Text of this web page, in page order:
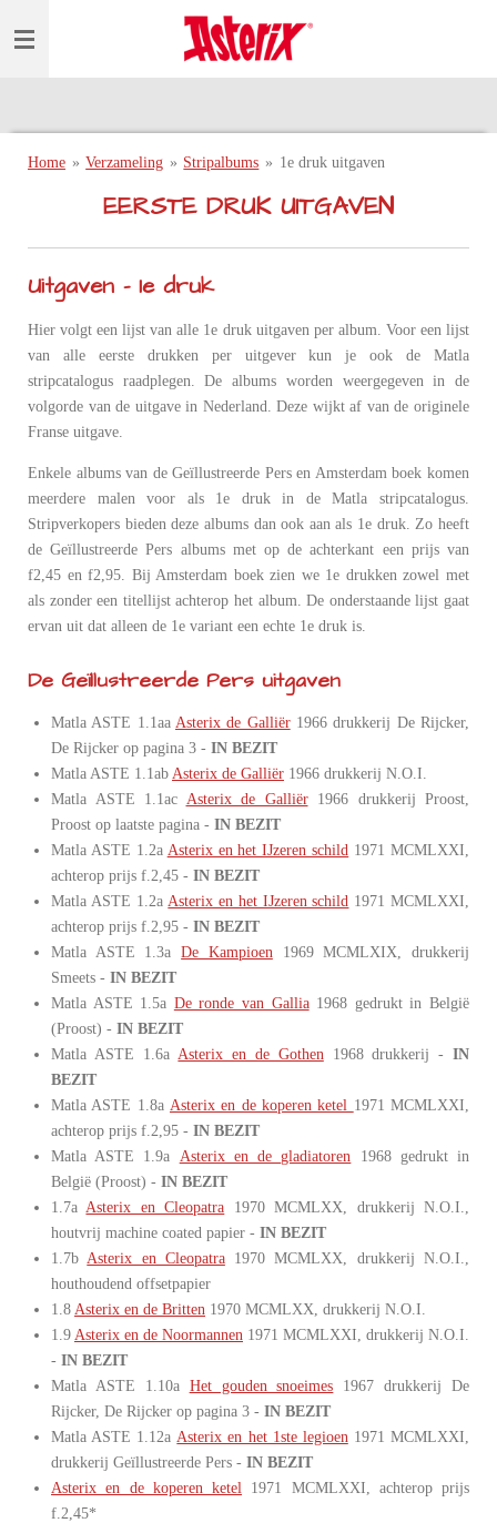
direct
Home » Verzameling » Stripalbums » 1e druk uitgaven
EERSTE DRUK UITGAVEN
Uitgaven - 1e druk
Hier volgt een lijst van alle 1e druk uitgaven per album. Voor een lijst
van alle eerste drukken per uitgever kun je ook de Matla
stripcatalogus raadplegen. De albums worden weergegeven in de
volgorde van de uitgave in Nederland. Deze wijkt af van de originele
Franse uitgave.
Enkele albums van de Geïllustreerde Pers en Amsterdam boek komen
meerdere malen voor als 1e druk in de Matla stripcatalogus.
Stripverkopers bieden deze albums dan ook aan als 1e druk. Zo heeft
de Geïllustreerde Pers albums met op de achterkant een prijs van
f2,45 en f2,95. Bij Amsterdam boek zien we 1e drukken zowel met
als zonder een titellijst achterop het album. De onderstaande lijst gaat
ervan uit dat alleen de 1e variant een echte 1e druk is.
De Geïllustreerde Pers uitgaven
Matla ASTE 1.1aa Asterix de Galliër1966 drukkerij De Rijcker,
De Rijcker op pagina 3 - IN BEZIT
Matla ASTE 1.1ab Asterix de Galliër 1966 drukkerij N.O.I.
Matla ASTE 1.1ac Asterix de Galliër1966 drukkerij Proost,
Proost op laatste pagina - IN BEZIT
Matla ASTE 1.2a Asterix en het IJzeren schild 1971 MCMLXXI,
achterop prijs f.2,45 - IN BEZIT
Matla ASTE 1.2a Asterix en het IJzeren schild 1971 MCMLXXI,
achterop prijs f.2,95 - IN BEZIT
Matla ASTE 1.3aDe Kampioen 1969 MCMLXIX, drukkerij
Smeets - IN BEZIT
Matla ASTE 1.5a De ronde van Gallia1968 gedrukt in België
(Proost) - IN BEZIT
Matla ASTE 1.6a Asterix en de Gothen 1968 drukkerij -IN
BEZIT
Matla ASTE 1.8a Asterix en de koperen ketel 1971 MCMLXXI,
achterop prijs f.2,95 - IN BEZIT
Matla ASTE 1.9a Asterix en de gladiatoren 1968 gedrukt in
België (Proost) - IN BEZIT
1.7a Asterix en Cleopatra 1970 MCMLXX, drukkerij N.O.I.,
houtvrij machine coated papier - IN BEZIT
1.7b Asterix en Cleopatra1970 MCMLXX, drukkerij N.O.I.,
houthoudend offsetpapier
1.8 Asterix en de Britten 1970 MCMLXX, drukkerij N.O.I.
1.9 Asterix en de Noormannen 1971 MCMLXXI, drukkerij N.O.I.
- IN BEZIT
Matla ASTE 1.10a Het gouden snoeimes 1967 drukkerij De
Rijcker, De Rijcker op pagina 3 - IN BEZIT
Matla ASTE 1.12a Asterix en het 1ste legioen 1971 MCMLXXI,
drukkerij Geïllustreerde Pers - IN BEZIT
Asterix en de koperen ketel 1971 MCMLXXI, achterop prijs
f.2,45*